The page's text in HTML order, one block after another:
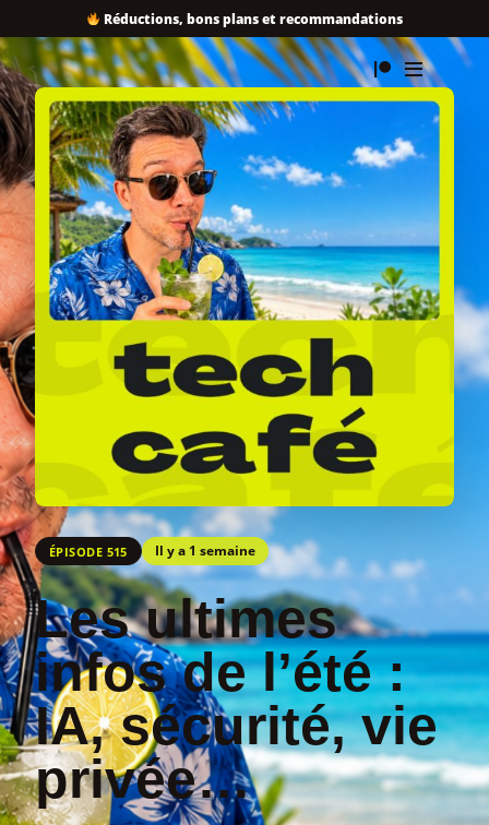
Réductions, bons plans et recommandations
ÉPISODE 515 Il y a 1 semaine
Les ultimes
infos de l’été :
IA, sécurité, vie
privée…